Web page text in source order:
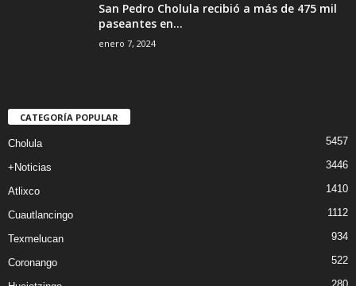
San Pedro Cholula recibió a más de 475 mil
paseantes en...
enero 7, 2024
CATEGORÍA POPULAR
Cholula 5457
+Noticias 3446
Atlixco 1410
Cuautlancingo 1112
Texmelucan 934
Coronango 522